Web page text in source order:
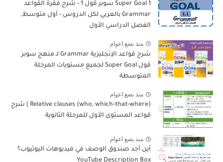
Super Goal 1 سوبر قول 1 - شرح فقرة القواعد
Grammar بالعربي لكل الدروس - أول متوسط,
الفصل الدراسي الأول
منذ بضع اعوام
شرح قواعد الإنجليزية Grammar لـ منهج سوبر
قول Super Goal لجميع مستويات المرحلة
المتوسطة
منذ بضع اعوام
Relative clauses (who, which-that-where) | شرح
قواعد المستوى الأول للمرحلة الثانوية
منذ بضع اعوام
أين أجد صندوق الوصف في فيديوهات اليوتيوب؟